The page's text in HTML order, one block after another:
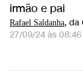
irmão e pai
Rafael Saldanha, da
27/09/24 às 08:46